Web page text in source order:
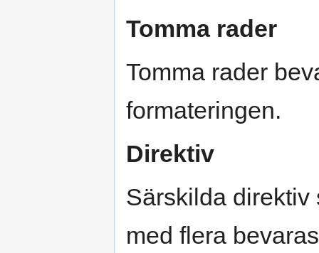
Tomma rader
Tomma rader
formateringen.
Direktiv
Särskilda
med flera